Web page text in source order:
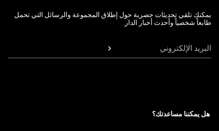
يمكنك تلقي تحديثات حصرية حول إطلاق المجموعة والرسائل التي تحمل
طابعاً شخصياً وأحدث أخبار الدار.
البريد الإلكتروني
هل يمكننا مساعدتك؟